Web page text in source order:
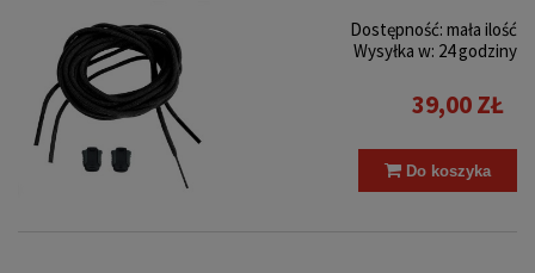
Dostępność: mała ilość
Wysyłka w: 24 godziny
39,00 ZŁ
Do koszyka